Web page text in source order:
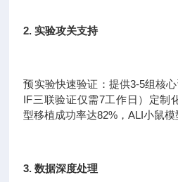
2. 实验攻关支持
预实验快速验证：提供3-5组核
IF三联验证仅需7工作日）定制
型移植成功率达82%，ALI小鼠
3. 数据深度处理